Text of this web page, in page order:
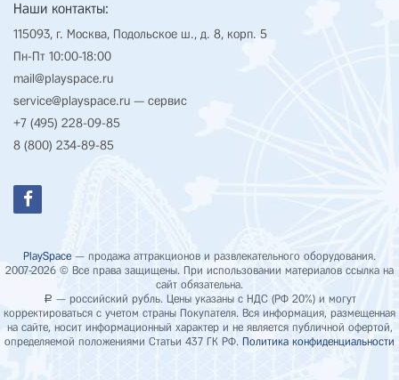
Наши контакты:
115093, г. Москва, Подольское ш., д. 8, корп. 5
Пн-Пт 10:00-18:00
mail@playspace.ru
service@playspace.ru — сервис
+7 (495) 228-09-85
8 (800) 234-89-85
PlaySpace — продажа аттракционов и развлекательного оборудования.
2007-2026 © Все права защищены. При использовании материалов ссылка на
сайт обязательна.
Р — российский рубль. Цены указаны с НДС (РФ 20%) и могут
корректироваться с учетом страны Покупателя. Вся информация, размещенная
на сайте, носит информационный характер и не является публичной офертой,
определяемой положениями Статьи 437 ГК РФ. Политика конфиденциальности